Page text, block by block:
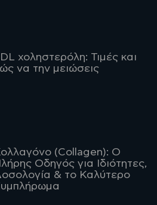
χοληστερόλη: Τιμές και
να την μειώσεις
(Collagen): Ο
Οδηγός για Ιδιότητες,
& το Καλύτερο